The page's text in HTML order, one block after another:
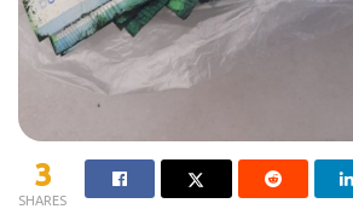
3
SHARES